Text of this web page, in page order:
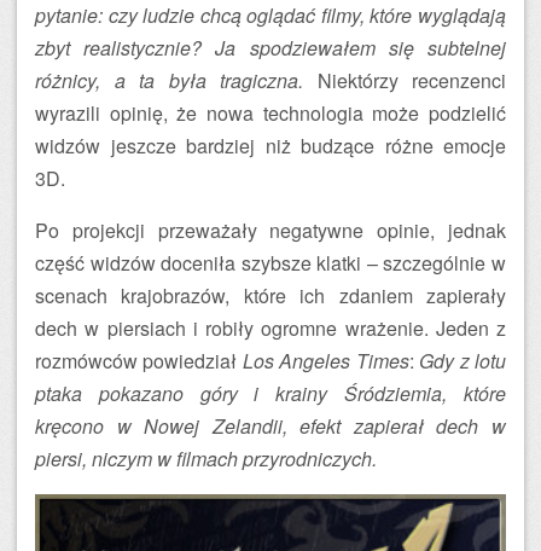
pytanie: czy ludzie chcą oglądać filmy, które wyglądają
zbyt realistycznie? Ja spodziewałem się subtelnej
różnicy, a ta była tragiczna. Niektórzy recenzenci
wyrazili opinię, że nowa technologia może podzielić
widzów jeszcze bardziej niż budzące różne emocje
3D.
Po projekcji przeważały negatywne opinie, jednak
część widzów doceniła szybsze klatki – szczególnie w
scenach krajobrazów, które ich zdaniem zapierały
dech w piersiach i robiły ogromne wrażenie. Jeden z
rozmówców powiedział Los Angeles Times: Gdy z lotu
ptaka pokazano góry i krainy Śródziemia, które
kręcono w Nowej Zelandii, efekt zapierał dech w
piersi, niczym w filmach przyrodniczych.